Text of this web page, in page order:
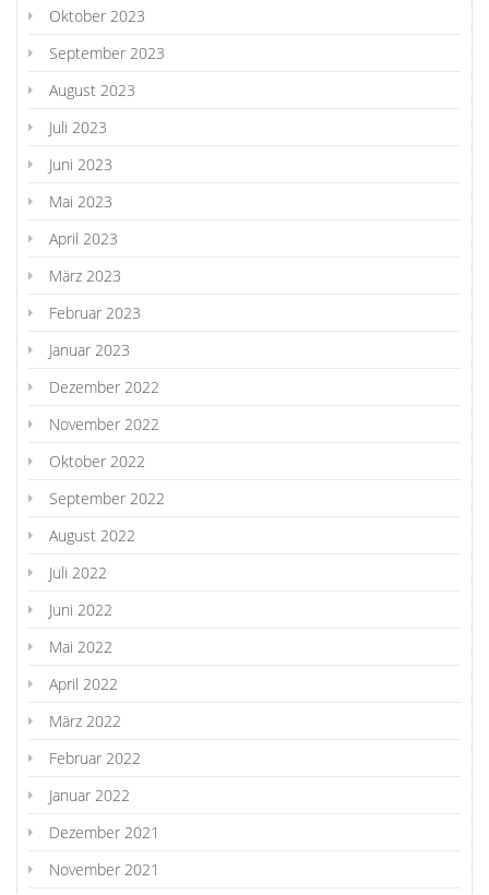
Oktober 2023
September 2023
August 2023
Juli 2023
Juni 2023
Mai 2023
April 2023
März 2023
Februar 2023
Januar 2023
Dezember 2022
November 2022
Oktober 2022
September 2022
August 2022
Juli 2022
Juni 2022
Mai 2022
April 2022
März 2022
Februar 2022
Januar 2022
Dezember 2021
November 2021